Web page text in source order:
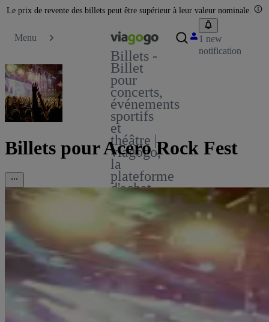
Le prix de revente des billets peut être supérieur à leur valeur nominale.
Menu
Billets -
Billet
pour
concerts,
événements
sportifs
et
théâtre |
viagogo,
la
plateforme
d'achat
et de
vente
billets
1 new
notification
Billets pour Acero Rock Fest